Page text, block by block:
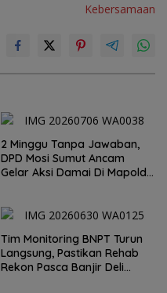
Kebersamaan
2 Minggu Tanpa Jawaban,
DPD Mosi Sumut Ancam
Gelar Aksi Damai Di Mapolda
Sumut Irjen Whisnu
Tim Monitoring BNPT Turun
Langsung, Pastikan Rehab
Rekon Pasca Banjir Deli